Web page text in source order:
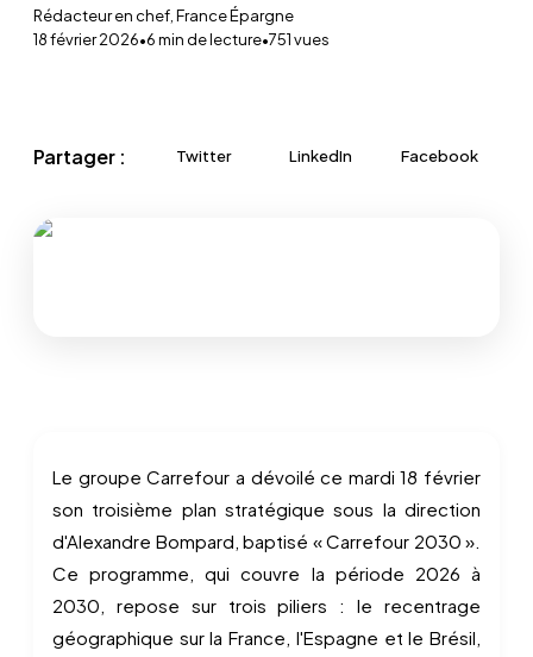
Rédacteur en chef, France Épargne
18 février 2026•6min de lecture•751vues
Partager : Twitter LinkedIn Facebook
Le groupe Carrefour a dévoilé ce mardi 18 février
son troisième plan stratégique sous la direction
d'Alexandre Bompard, baptisé « Carrefour 2030 ».
Ce programme, qui couvre la période 2026 à
2030, repose sur trois piliers : le recentrage
géographique sur la France, l'Espagne et le Brésil,